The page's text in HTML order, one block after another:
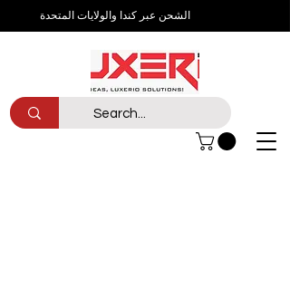
الشحن عبر كندا والولايات المتحدة